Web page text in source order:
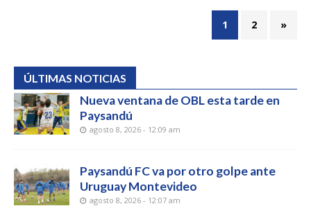
1 2 »
ÚLTIMAS NOTICIAS
Nueva ventana de OBL esta tarde en
Paysandú
agosto 8, 2026 - 12:09 am
Paysandú FC va por otro golpe ante
Uruguay Montevideo
agosto 8, 2026 - 12:07 am